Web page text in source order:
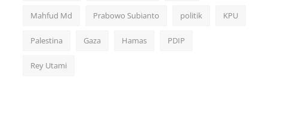
Mahfud Md Prabowo Subianto politik KPU
Palestina Gaza Hamas PDIP
Rey Utami